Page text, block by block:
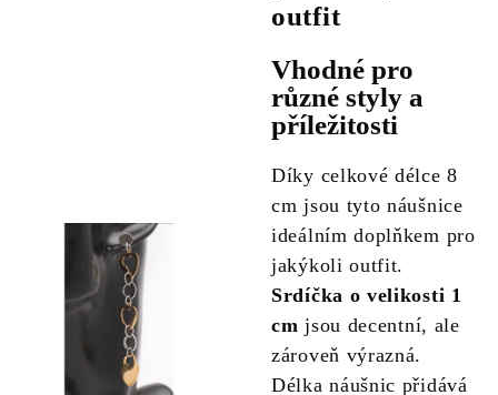
outfit
Vhodné pro
různé styly a
příležitosti
Díky celkové délce 8
cm jsou tyto náušnice
ideálním doplňkem pro
jakýkoli outfit.
Srdíčka o velikosti 1
cm jsou decentní, ale
zároveň výrazná.
Délka náušnic přidává